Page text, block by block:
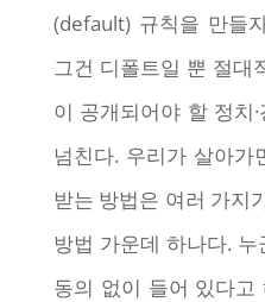
(default) 규칙을 만들
그건 디폴트일 뿐 절대
이 공개되어야 할 정치
넘친다. 우리가 살아
받는 방법은 여러 가지
방법 가운데 하나다.
동의 없이 들어 있다고